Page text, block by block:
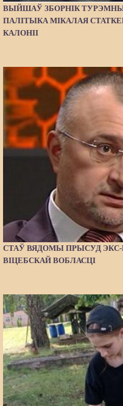
ВЫЙШАЎ ЗБОРНІК
ПАЛІТЫКА МІКАЛАЯ
КАЛОНІІ
СТАЎ ВЯДОМЫ ПРЫСУД
ВІЦЕБСКАЙ ВОБЛАСЦІ